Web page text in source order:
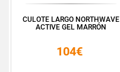
CULOTE LARGO NORTHWAVE
ACTIVE GEL MARRÓN
104€